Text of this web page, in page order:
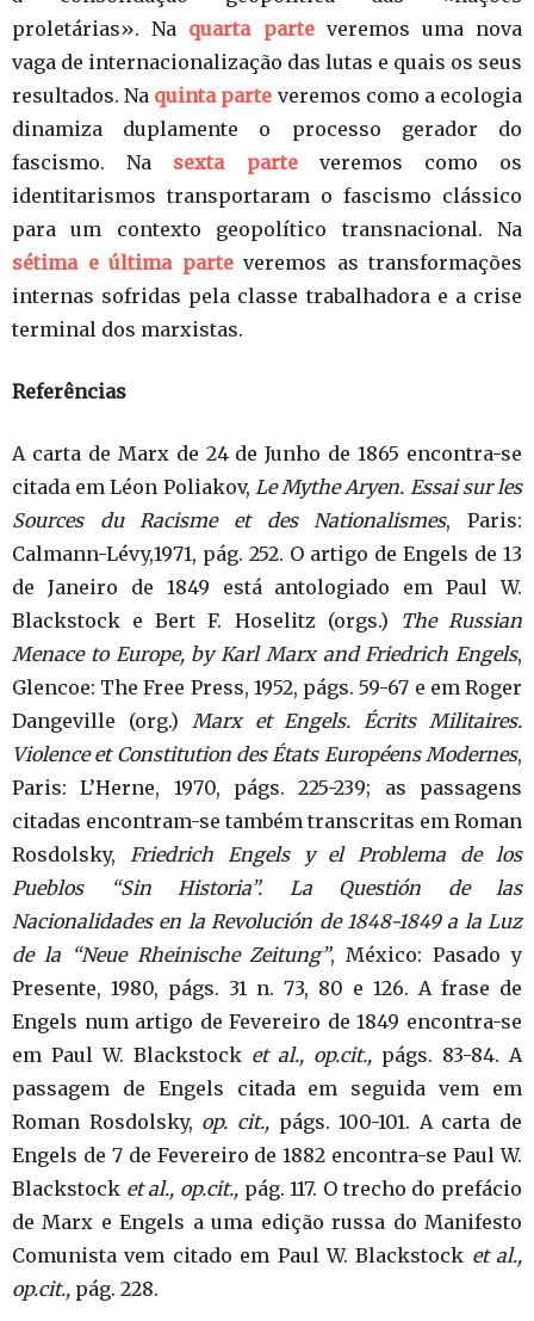
proletárias». Na quarta parteveremos uma nova
vaga de internacionalização das lutas e quais os seus
resultados. Na quinta parte veremos como a ecologia
dinamiza duplamente o processo gerador do
fascismo. Na sexta parteveremos como os
identitarismos transportaram o fascismo clássico
para um contexto geopolítico transnacional. Na
sétima e última parteveremos as transformações
internas sofridas pela classe trabalhadora e a crise
terminal dos marxistas.
Referências
A carta de Marx de 24 de Junho de 1865 encontra-se
citada em Léon Poliakov, Le Mythe Aryen. Essai sur les
Sources du Racisme et des Nationalismes, Paris:
Calmann-Lévy,1971, pág. 252. O artigo de Engels de 13
de Janeiro de 1849 está antologiado em Paul W.
Blackstock e Bert F. Hoselitz (orgs.)
The Russian
Menace to Europe, by Karl Marx and Friedrich Engels,
Glencoe: The Free Press, 1952, págs. 59-67 e em Roger
Dangeville (org.) Marx et Engels. Écrits Militaires.
Violence et Constitution des États Européens Modernes,
Paris: L’Herne, 1970, págs. 225-239; as passagens
citadas encontram-se também transcritas em Roman
Rosdolsky, Friedrich Engels y el Problema de los
Pueblos “Sin Historia”. La Questión de las
Nacionalidades en la Revolución de 1848-1849 a la Luz
de la “Neue Rheinische Zeitung”, México: Pasado y
Presente, 1980, págs. 31 n. 73, 80 e 126. A frase de
Engels num artigo de Fevereiro de 1849 encontra-se
em Paul W. Blackstock et al., op.cit., págs. 83-84. A
passagem de Engels citada em seguida vem em
Roman Rosdolsky, op. cit.,págs. 100-101. A carta de
Engels de 7 de Fevereiro de 1882 encontra-se Paul W.
Blackstock et al., op.cit., pág. 117. O trecho do prefácio
de Marx e Engels a uma edição russa do Manifesto
Comunista vem citado em Paul W. Blackstock et al.,
op.cit., pág. 228.